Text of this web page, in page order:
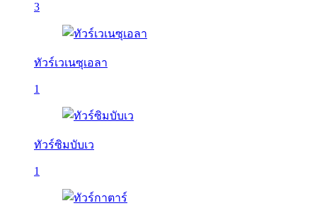
3
ทัวร์เวเนซุเอลา
1
ทัวร์ซิมบับเว
1